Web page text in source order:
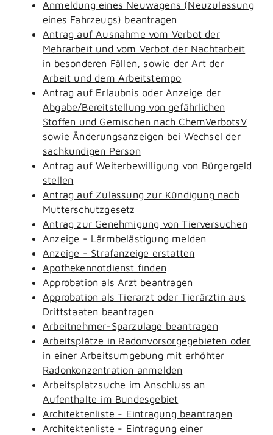
Anmeldung eines Neuwagens (Neuzulassung
eines Fahrzeugs) beantragen
Antrag auf Ausnahme vom Verbot der
Mehrarbeit und vom Verbot der Nachtarbeit
in besonderen Fällen, sowie der Art der
Arbeit und dem Arbeitstempo
Antrag auf Erlaubnis oder Anzeige der
Abgabe/Bereitstellung von gefährlichen
Stoffen und Gemischen nach ChemVerbotsV
sowie Änderungsanzeigen bei Wechsel der
sachkundigen Person
Antrag auf Weiterbewilligung von Bürgergeld
stellen
Antrag auf Zulassung zur Kündigung nach
Mutterschutzgesetz
Antrag zur Genehmigung von Tierversuchen
Anzeige - Lärmbelästigung melden
Anzeige - Strafanzeige erstatten
Apothekennotdienst finden
Approbation als Arzt beantragen
Approbation als Tierarzt oder Tierärztin aus
Drittstaaten beantragen
Arbeitnehmer-Sparzulage beantragen
Arbeitsplätze in Radonvorsorgegebieten oder
in einer Arbeitsumgebung mit erhöhter
Radonkonzentration anmelden
Arbeitsplatzsuche im Anschluss an
Aufenthalte im Bundesgebiet
Architektenliste - Eintragung beantragen
Architektenliste - Eintragung einer